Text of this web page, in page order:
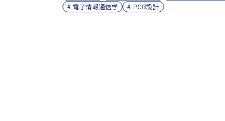
# 電子情報通信学
# PCB設計